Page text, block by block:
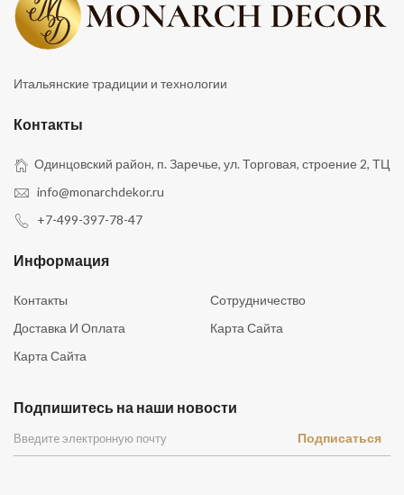
Итальянские традиции и технологии
Контакты
Одинцовский район, п. Заречье, ул. Торговая, строение 2, ТЦ
info@monarchdekor.ru
+7-499-397-78-47
Информация
Контакты
Сотрудничество
Доставка И Оплата
Карта Сайта
Карта Сайта
Подпишитесь на наши новости
Подписаться